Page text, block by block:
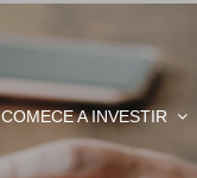
COMECE A INVESTIR